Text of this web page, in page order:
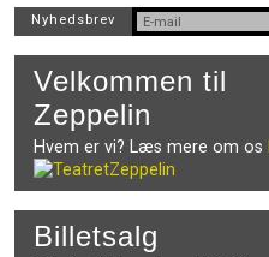
Nyhedsbrev
Velkommen til
Zeppelin
Hvem er vi? Læs mere om os
Billetsalg